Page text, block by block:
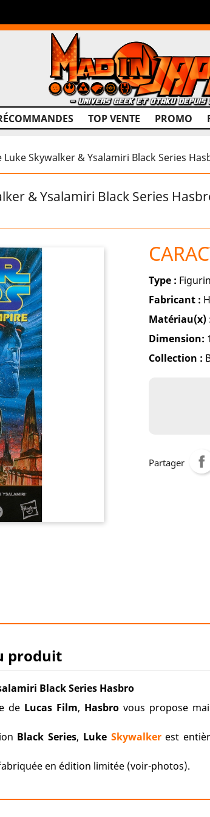
TOP VENTE PROMO
Luke Skywalker & Ysalamiri Black Series
& Ysalamiri Black Series
Type :
Fabricant :
Matériau(x)
Dimension:
Collection :
Partager
produit
Black Series Hasbro
de Lucas Film, Hasbro vous propose
Black Series, Luke Skywalkerest
en édition limitée (voir-photos).